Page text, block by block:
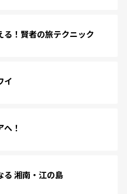
る！賢者の旅テクニック
イ
！
る 湘南・江の島